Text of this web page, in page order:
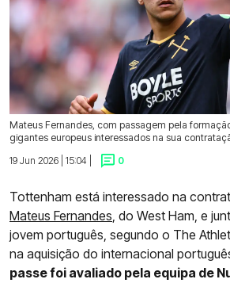
Mateus Fernandes, com passagem pela
gigantes europeus interessados na sua
19 Jun 2026 | 15:04 |
0
Tottenham está interessado na
Mateus Fernandes, do West Ham, e
jovem português, segundo o The
na aquisição do internacional
passe foi avaliado pela equipa de